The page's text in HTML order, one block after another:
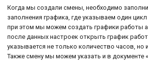
Когда мы создали смены, необходимо
заполнения графика, где указываем один
при этом мы можем создать графики работы
после данных настроек открыть график
указывается не только количество часов, но
Также смену мы можем указать и в документе «